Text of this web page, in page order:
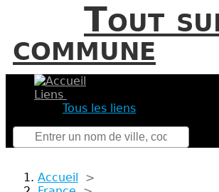
Tout
commune
Liens
Tous les liens
Accueil
>